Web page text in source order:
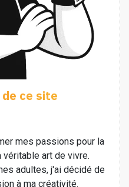
de ce site
mes passions pour la
art de vivre.
adultes, j'ai décidé de
à ma créativité.